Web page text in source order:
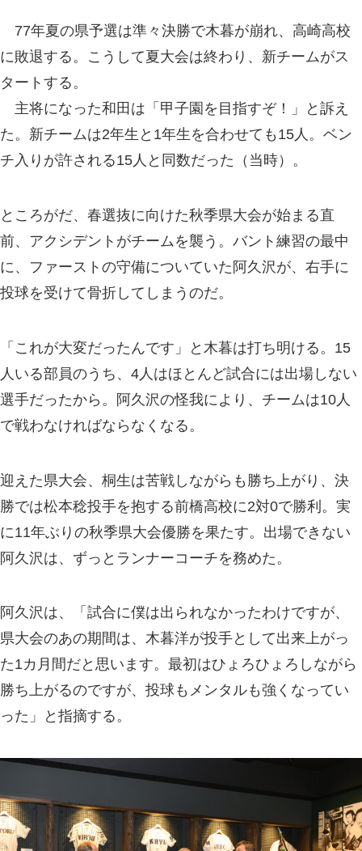
77年夏の県予選は準々決勝で木暮が崩れ、高崎高校
に敗退する。こうして夏大会は終わり、新チームがス
タートする。
主将になった和田は「甲子園を目指すぞ！」と訴え
た。新チームは2年生と1年生を合わせても15人。ベン
チ入りが許される15人と同数だった（当時）。
ところがだ、春選抜に向けた秋季県大会が始まる直
前、アクシデントがチームを襲う。バント練習の最中
に、ファーストの守備についていた阿久沢が、右手に
投球を受けて骨折してしまうのだ。
「これが大変だったんです」と木暮は打ち明ける。15
人いる部員のうち、4人はほとんど試合には出場しない
選手だったから。阿久沢の怪我により、チームは10人
で戦わなければならなくなる。
迎えた県大会、桐生は苦戦しながらも勝ち上がり、決
勝では松本稔投手を抱する前橋高校に2対0で勝利。実
に11年ぶりの秋季県大会優勝を果たす。出場できない
阿久沢は、ずっとランナーコーチを務めた。
阿久沢は、「試合に僕は出られなかったわけですが、
県大会のあの期間は、木暮洋が投手として出来上がっ
た1カ月間だと思います。最初はひょろひょろしながら
勝ち上がるのですが、投球もメンタルも強くなってい
った」と指摘する。